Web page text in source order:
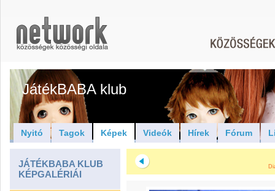
JátékBABA klub
Nyitó Tagok Képek Videók Hírek Fórum
JÁTÉKBABA KLUB
KÉPGALÉRIÁI